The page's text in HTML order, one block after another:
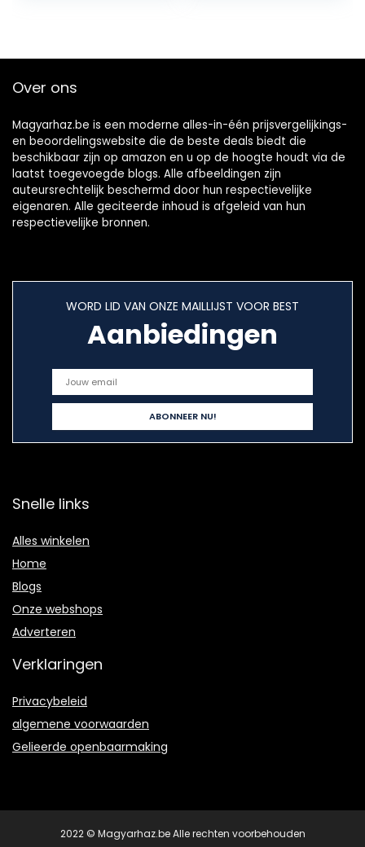
Over ons
Magyarhaz.be is een moderne alles-in-één prijsvergelijkings-
en beoordelingswebsite die de beste deals biedt die
beschikbaar zijn op amazon en u op de hoogte houdt via de
laatst toegevoegde blogs. Alle afbeeldingen zijn
auteursrechtelijk beschermd door hun respectievelijke
eigenaren. Alle geciteerde inhoud is afgeleid van hun
respectievelijke bronnen.
WORD LID VAN ONZE MAILLIJST VOOR BEST
Aanbiedingen
Snelle links
Alles winkelen
Home
Blogs
Onze webshops
Adverteren
Verklaringen
Privacybeleid
algemene voorwaarden
Gelieerde openbaarmaking
2022 © Magyarhaz.be Alle rechten voorbehouden